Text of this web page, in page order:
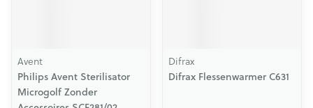
Avent
Philips Avent Sterilisator
Microgolf Zonder
Difrax
Difrax Flessenwarmer C631